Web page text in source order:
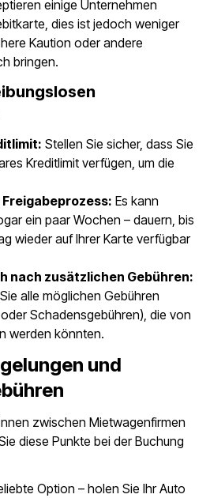
einige Unternehmen
dies ist jedoch weniger
Kaution oder andere
bringen.
Stellen Sie sicher, dass Sie
Kreditlimit verfügen, um die
Es kann
ein paar Wochen – dauern, bis
wieder auf Ihrer Karte verfügbar
nach zusätzlichen Gebühren:
alle möglichen Gebühren
Schadensgebühren), die von
werden könnten.
und
zwischen Mietwagenfirmen
diese Punkte bei der Buchung
Option – holen Sie Ihr Auto